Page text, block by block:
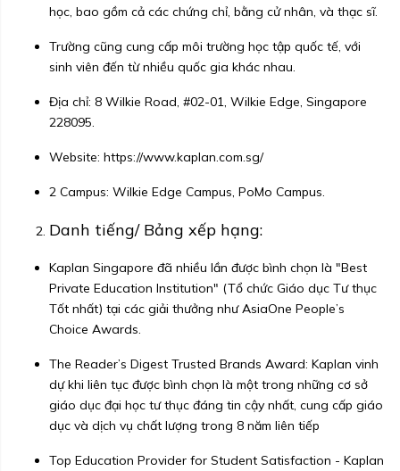
học, bao gồm cả các chứng chỉ, bằng cử nhân, và thạc sĩ.
Trường cũng cung cấp môi trường học tập quốc tế, với
sinh viên đến từ nhiều quốc gia khác nhau.
Địa chỉ: 8 Wilkie Road, #02-01, Wilkie Edge, Singapore
228095.
Website: https://www.kaplan.com.sg/
2 Campus: Wilkie Edge Campus, PoMo Campus.
Danh tiếng/ Bảng xếp hạng:
Kaplan Singapore đã nhiều lần được bình chọn là "Best
Private Education Institution" (Tổ chức Giáo dục Tư thục
Tốt nhất) tại các giải thưởng như AsiaOne People’s
Choice Awards.
The Reader’s Digest Trusted Brands Award: Kaplan vinh
dự khi liên tục được bình chọn là một trong những cơ sở
giáo dục đại học tư thục đáng tin cậy nhất, cung cấp giáo
dục và dịch vụ chất lượng trong 8 năm liên tiếp
Top Education Provider for Student Satisfaction - Kaplan